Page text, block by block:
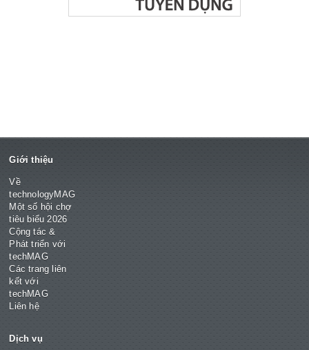
Giới thiệu
Về
technologyMAG
Một số hội chợ
tiêu biểu 2026
Cộng tác &
Phát triển với
techMAG
Các trang liên
kết với
techMAG
Liên hệ
Dịch vụ